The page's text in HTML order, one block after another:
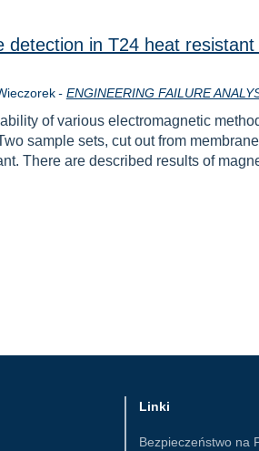
in T24 heat
- ENGINEERING FAILURE
of various electromagnetic
sample sets, cut out from
There are described results of
Linki
Bezpieczeństwo na